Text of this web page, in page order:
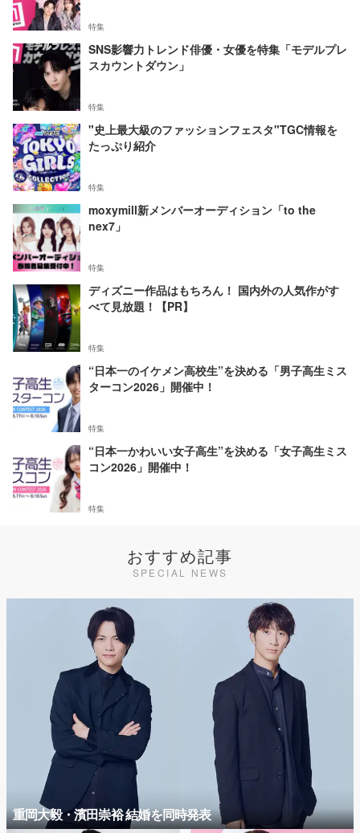
特集
SNS影響力トレンド俳優・女優を特集「モデルプレ
スカウントダウン」
特集
"史上最大級のファッションフェスタ"TGC情報を
たっぷり紹介
特集
moxymill新メンバーオーディション「to the
nex7」
特集
ディズニー作品はもちろん！ 国内外の人気作がす
べて見放題！【PR】
特集
“日本一のイケメン高校生”を決める「男子高生ミス
ターコン2026」開催中！
特集
“日本一かわいい女子高生”を決める「女子高生ミス
コン2026」開催中！
特集
おすすめ記事
SPECIAL NEWS
重岡大毅・濱田崇裕 結婚を同時発表